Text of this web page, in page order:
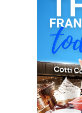
ลงทุน
และ
ขยาย